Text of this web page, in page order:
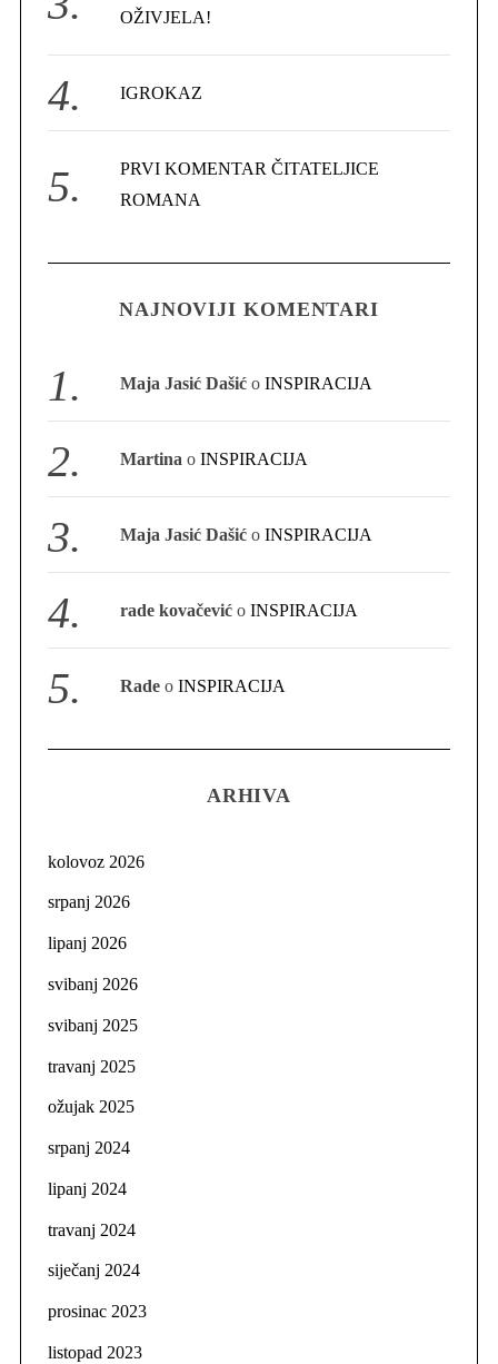
OŽIVJELA!
IGROKAZ
PRVI KOMENTAR ČITATELJICE
ROMANA
NAJNOVIJI KOMENTARI
Maja Jasić Dašić oINSPIRACIJA
Martina oINSPIRACIJA
Maja Jasić Dašić oINSPIRACIJA
rade kovačević oINSPIRACIJA
Rade oINSPIRACIJA
ARHIVA
kolovoz 2026
srpanj 2026
lipanj 2026
svibanj 2026
svibanj 2025
travanj 2025
ožujak 2025
srpanj 2024
lipanj 2024
travanj 2024
siječanj 2024
prosinac 2023
listopad 2023
r